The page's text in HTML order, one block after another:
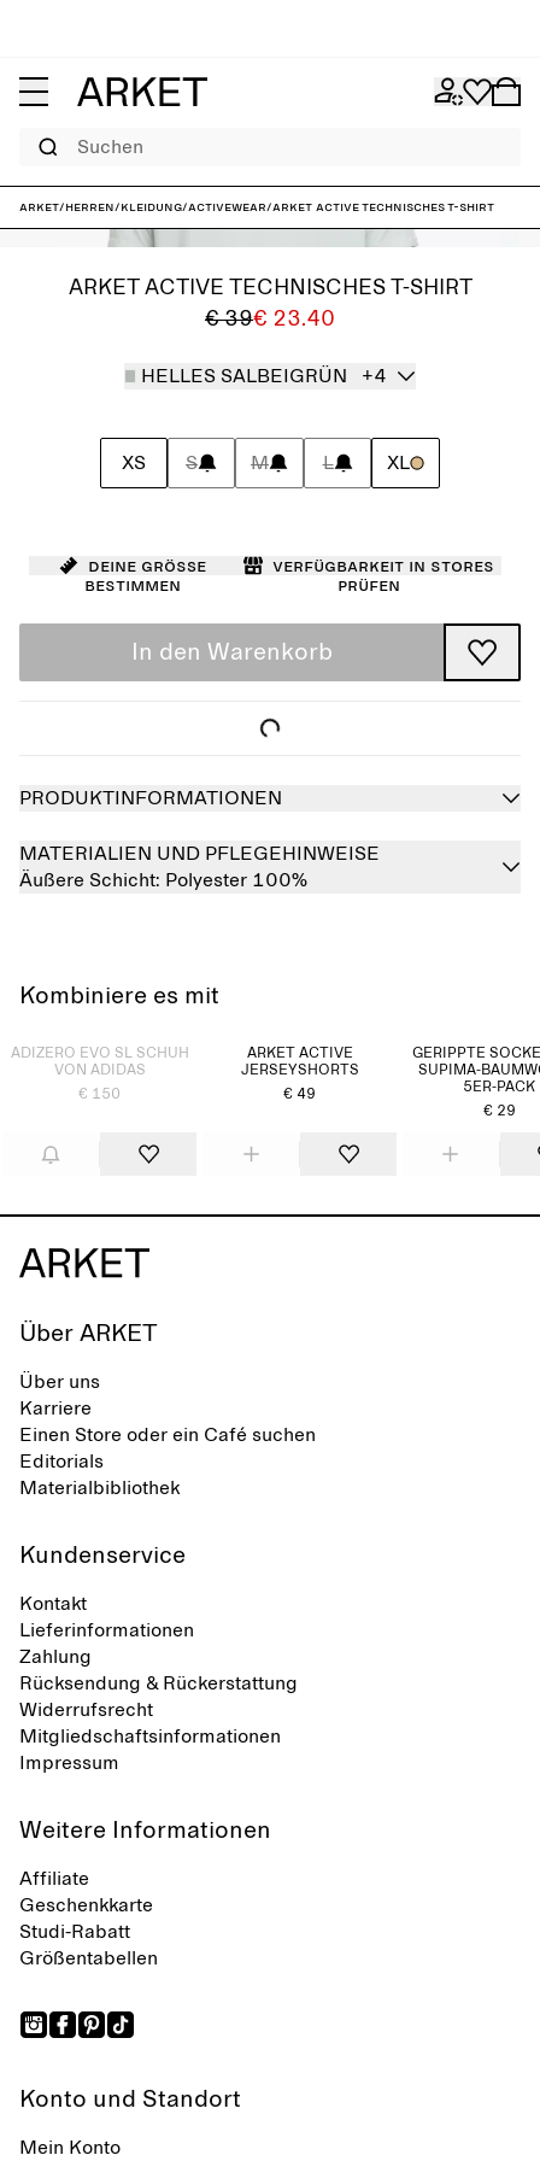
Suchen
ARKET/Herren/Kleidung/Activewear/ARKET ACTIVE technisches T-Shirt
ARKET ACTIVE TECHNISCHES T-SHIRT
€ 39€ 23.40
HELLES SALBEIGRÜN +4
XS S M L XL
Deine Größe
bestimmen
Verfügbarkeit in Stores
prüfen
In den Warenkorb
PRODUKTINFORMATIONEN
MATERIALIEN UND PFLEGEHINWEISE
Äußere Schicht: Polyester 100%
Kombiniere es mit
ADIZERO EVO SL SCHUH
VON ADIDAS
€ 150
ARKET ACTIVE
JERSEYSHORTS
€ 49
GERIPPTE
SUPIMA-
5ER-PACK
€ 29
Über ARKET
Über uns
Karriere
Einen Store oder ein Café suchen
Editorials
Materialbibliothek
Kundenservice
Kontakt
Lieferinformationen
Zahlung
Rücksendung & Rückerstattung
Widerrufsrecht
Mitgliedschaftsinformationen
Impressum
Weitere Informationen
Affiliate
Geschenkkarte
Studi-Rabatt
Größentabellen
Konto und Standort
Mein Konto